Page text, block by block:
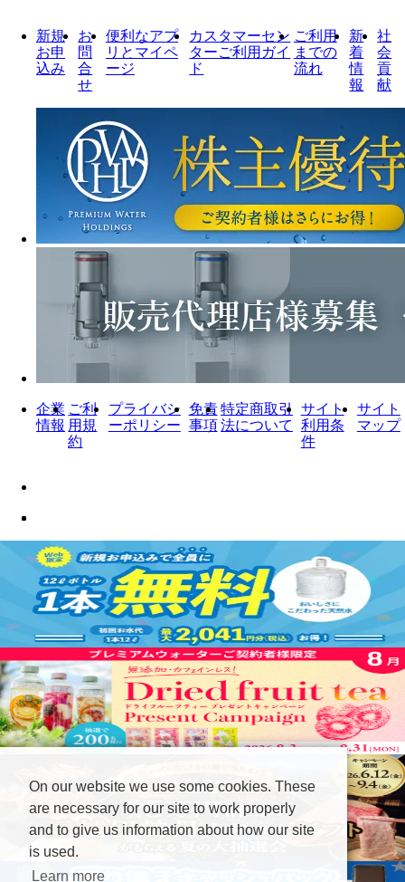
新規
お申
込み
お
問
合
せ
便利なアプ
リとマイペ
ージ
カスタマーセン
ターご利用ガイ
ド
ご利用
までの
流れ
新
着
情
報
社
会
貢
献
企業
情報
ご利
用規
約
プライバシ
ーポリシー
免責
事項
特定商取引
法について
サイト
利用条
件
サイト
マップ
On our website we use some cookies. These
are necessary for our site to work properly
and to give us information about how our site
is used.
Learn more